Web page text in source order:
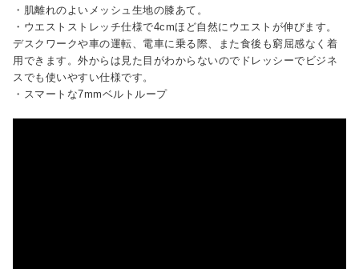
・肌離れのよいメッシュ生地の膝あて。
・ウエストストレッチ仕様で4cmほど自然にウエストが伸びます。
デスクワークや車の運転、電車に乗る際、また食後も窮屈感なく着
用できます。外からは見た目がわからないのでドレッシーでビジネ
スでも使いやすい仕様です。
・スマートな7mmベルトループ